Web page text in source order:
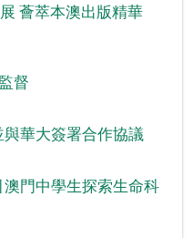
薈萃本澳出版精華
督
華大簽署合作協議
門中學生探索生命科